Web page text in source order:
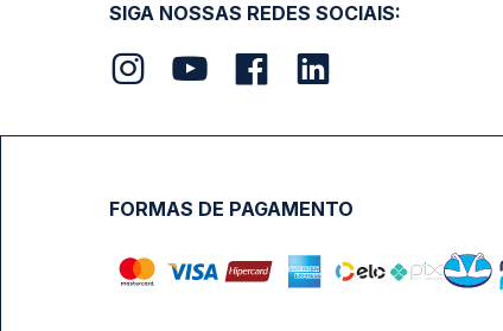
SIGA NOSSAS REDES SOCIAIS:
FORMAS DE PAGAMENTO